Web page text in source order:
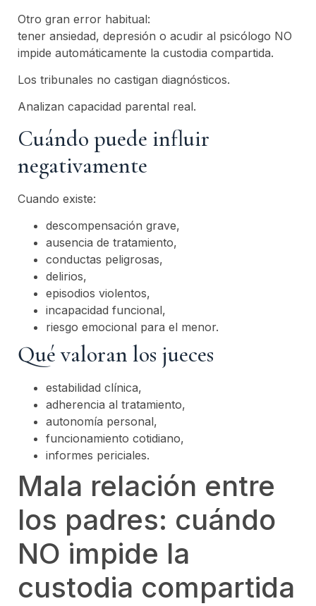
Otro gran error habitual:
tener ansiedad, depresión o acudir al psicólogo NO
impide automáticamente la custodia compartida.
Los tribunales no castigan diagnósticos.
Analizan capacidad parental real.
Cuándo puede influir
negativamente
Cuando existe:
descompensación grave,
ausencia de tratamiento,
conductas peligrosas,
delirios,
episodios violentos,
incapacidad funcional,
riesgo emocional para el menor.
Qué valoran los jueces
estabilidad clínica,
adherencia al tratamiento,
autonomía personal,
funcionamiento cotidiano,
informes periciales.
Mala relación entre
los padres: cuándo
NO impide la
custodia compartida